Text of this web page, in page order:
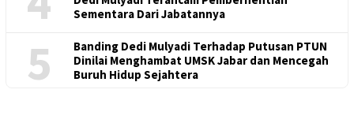
Sementara Dari Jabatannya
5
Banding Dedi Mulyadi Terhadap Putusan PTUN
Dinilai Menghambat UMSK Jabar dan Mencegah
Buruh Hidup Sejahtera